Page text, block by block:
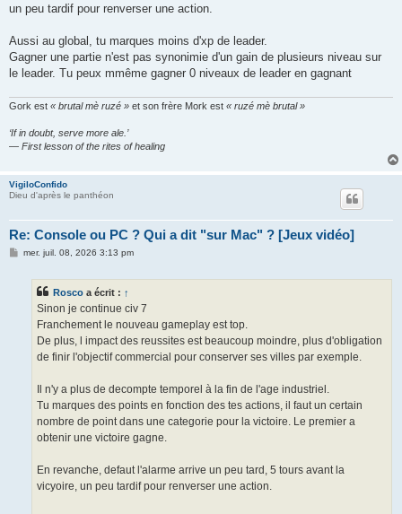
un peu tardif pour renverser une action.
Aussi au global, tu marques moins d'xp de leader.
Gagner une partie n'est pas synonimie d'un gain de plusieurs niveau sur
le leader. Tu peux mmême gagner 0 niveaux de leader en gagnant
Gork est « brutal mè ruzé » et son frère Mork est « ruzé mè brutal »
‘If in doubt, serve more ale.’
— First lesson of the rites of healing
VigiloConfido
Dieu d'après le panthéon
Re: Console ou PC ? Qui a dit "sur Mac" ? [Jeux vidéo]
Mmer. juil. 08, 2026 3:13 pm
Rosco a écrit : ↑
Sinon je continue civ 7
Franchement le nouveau gameplay est top.
De plus, l impact des reussites est beaucoup moindre, plus d'obligation
de finir l'objectif commercial pour conserver ses villes par exemple.
Il n'y a plus de decompte temporel à la fin de l'age industriel.
Tu marques des points en fonction des tes actions, il faut un certain
nombre de point dans une categorie pour la victoire. Le premier a
obtenir une victoire gagne.
En revanche, defaut l'alarme arrive un peu tard, 5 tours avant la
vicyoire, un peu tardif pour renverser une action.